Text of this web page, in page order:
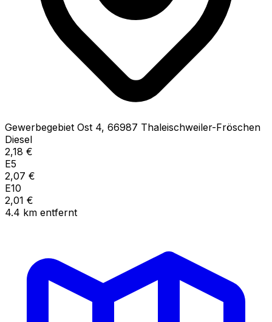
Gewerbegebiet Ost 4, 66987 Thaleischweiler-Fröschen
Diesel
2,18 €
E5
2,07 €
E10
2,01 €
4.4 km entfernt